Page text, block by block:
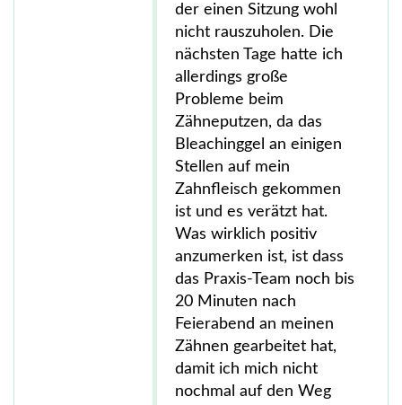
der einen Sitzung wohl
nicht rauszuholen. Die
nächsten Tage hatte ich
allerdings große
Probleme beim
Zähneputzen, da das
Bleachinggel an einigen
Stellen auf mein
Zahnfleisch gekommen
ist und es verätzt hat.
Was wirklich positiv
anzumerken ist, ist dass
das Praxis-Team noch bis
20 Minuten nach
Feierabend an meinen
Zähnen gearbeitet hat,
damit ich mich nicht
nochmal auf den Weg